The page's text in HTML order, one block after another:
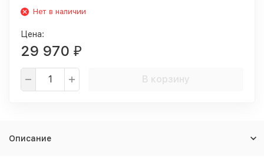
Нет в наличии
Цена:
29 970 ₽
В корзину
Описание